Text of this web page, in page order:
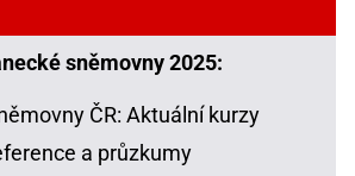
sněmovny 2025:
ČR: Aktuální kurzy
a průzkumy